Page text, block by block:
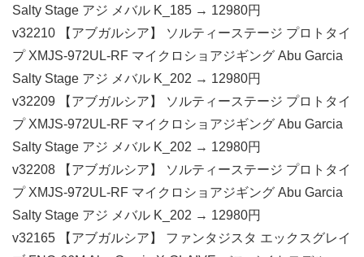
Salty Stage アジ メバル K_185 → 12980円
v32210 【アブガルシア】 ソルティーステージ プロトタイ
プ XMJS-972UL-RF マイクロショアジギング Abu Garcia
Salty Stage アジ メバル K_202 → 12980円
v32209 【アブガルシア】 ソルティーステージ プロトタイ
プ XMJS-972UL-RF マイクロショアジギング Abu Garcia
Salty Stage アジ メバル K_202 → 12980円
v32208 【アブガルシア】 ソルティーステージ プロトタイ
プ XMJS-972UL-RF マイクロショアジギング Abu Garcia
Salty Stage アジ メバル K_202 → 12980円
v32165 【アブガルシア】 ファンタジスタ エックスグレイ